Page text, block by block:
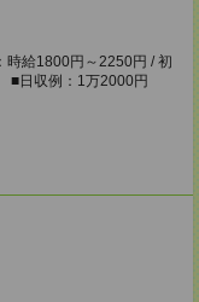
時給1800円～2250円 / 初
日収例：1万2000円